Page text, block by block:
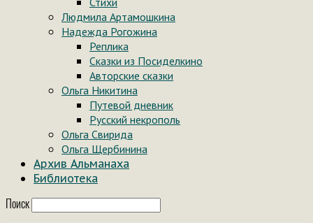
Людмила Артамошкина
Надежда Рогожина
Реплика
Сказки из Посиделкино
Авторские сказки
Ольга Никитина
Путевой дневник
Русский некрополь
Ольга Свирида
Ольга Щербинина
Архив Альманаха
Библиотека
Поиск